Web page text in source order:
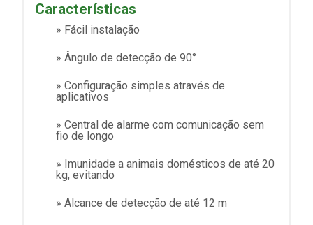
Características
» Fácil instalação
» Ângulo de detecção de 90°
» Configuração simples através de
aplicativos
» Central de alarme com comunicação sem
fio de longo
» Imunidade a animais domésticos de até 20
kg, evitando
» Alcance de detecção de até 12 m